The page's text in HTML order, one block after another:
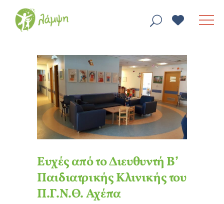
Ευχές από το Διευθυντή Β’
Παιδιατρικής Κλινικής του
Π.Γ.Ν.Θ. Αχέπα